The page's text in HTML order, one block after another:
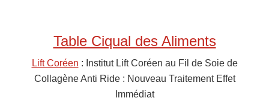
Table Ciqual des Aliments
Lift Coréen : Institut Lift Coréen au Fil de Soie de
Collagène Anti Ride : Nouveau Traitement Effet
Immédiat